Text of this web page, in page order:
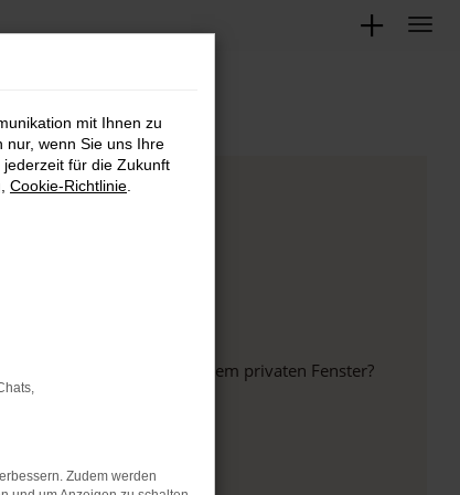
Browser oder in einem privaten Fenster?
unterstützt werden.
mit Ihnen zu
nur, wenn Sie uns Ihre
für die Zukunft
Cookie-Richtlinie
Zudem werden